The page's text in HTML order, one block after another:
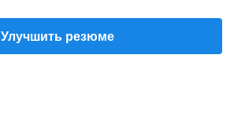
Улучшить резюме